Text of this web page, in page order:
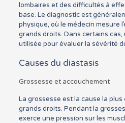
lombaires et des difficultés à
base. Le diagnostic est
physique, où le médecin mesure
grands droits. Dans certains
utilisée pour évaluer la sévérité
Causes du diastasis
Grossesse et accouchement
La grossesse est la cause la
grands droits. Pendant la
exerce une pression sur les